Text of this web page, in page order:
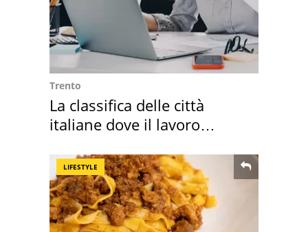
Trento
La classifica delle città
italiane dove il lavoro
LIFESTYLE